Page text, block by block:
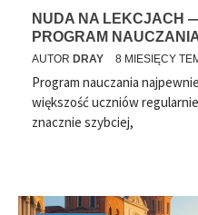
NUDA NA LEKCJACH
PROGRAM
AUTOR DRAY 8 MIESIĘCY
Program nauczania
większość uczniów
znacznie szybciej,